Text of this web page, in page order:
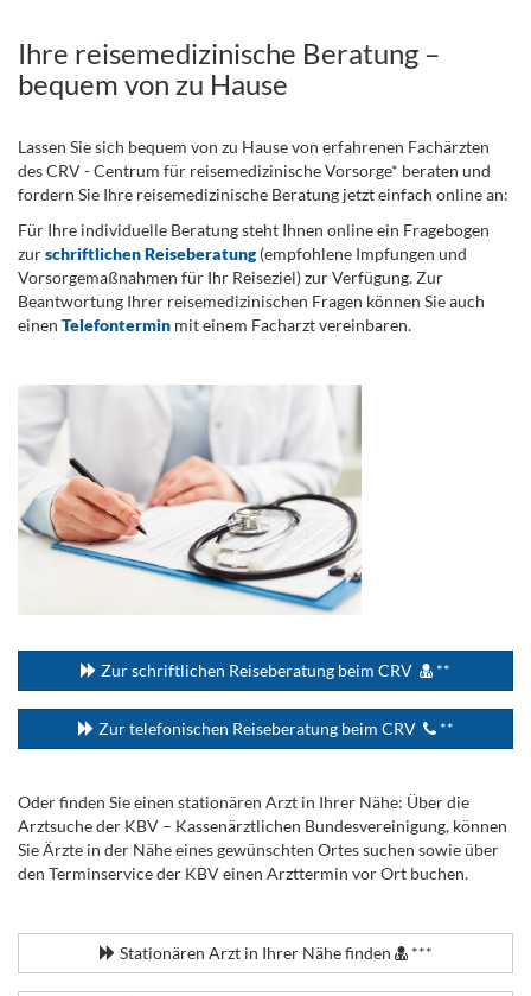
Ihre reisemedizinische Beratung –
bequem von zu Hause
Lassen Sie sich bequem von zu Hause von erfahrenen Fachärzten
des CRV - Centrum für reisemedizinische Vorsorge* beraten und
fordern Sie Ihre reisemedizinische Beratung jetzt einfach online an:
Für Ihre individuelle Beratung steht Ihnen online ein Fragebogen
zurschriftlichen Reiseberatung(empfohlene Impfungen und
Vorsorgemaßnahmen für Ihr Reiseziel) zur Verfügung. Zur
Beantwortung Ihrer reisemedizinischen Fragen können Sie auch
einen Telefontermin mit einem Facharzt vereinbaren.
Zur schriftlichen Reiseberatung beim CRV **
Zur telefonischen Reiseberatung beim CRV **
Oder finden Sie einen stationären Arzt in Ihrer Nähe: Über die
Arztsuche der KBV – Kassenärztlichen Bundesvereinigung, können
Sie Ärzte in der Nähe eines gewünschten Ortes suchen sowie über
den Terminservice der KBV einen Arzttermin vor Ort buchen.
Stationären Arzt in Ihrer Nähe finden ***